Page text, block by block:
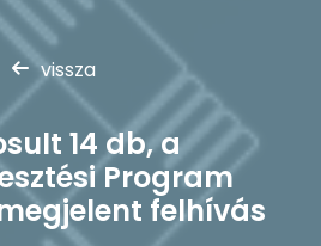
Hírek
Partnerek
Keresés
vissza
14 db, a
Program
felhívás